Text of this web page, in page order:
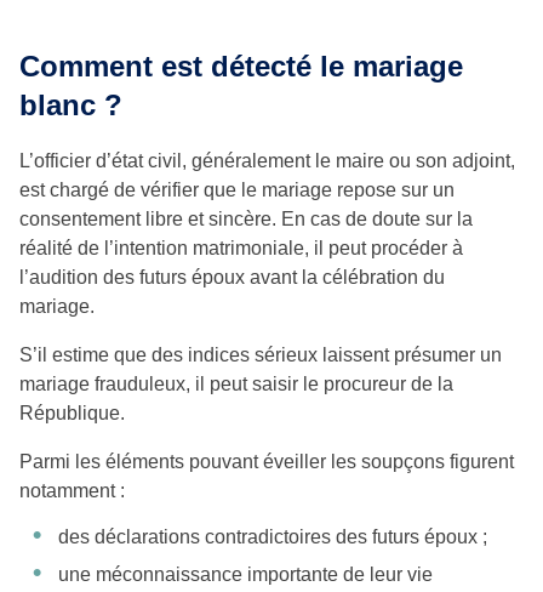
Comment est détecté le mariage
blanc ?
L’officier d’état civil, généralement le maire ou son adjoint,
est chargé de vérifier que le mariage repose sur un
consentement libre et sincère. En cas de doute sur la
réalité de l’intention matrimoniale, il peut procéder à
l’audition des futurs époux avant la célébration du
mariage.
S’il estime que des indices sérieux laissent présumer un
mariage frauduleux, il peut saisir le procureur de la
République.
Parmi les éléments pouvant éveiller les soupçons figurent
notamment :
des déclarations contradictoires des futurs époux ;
une méconnaissance importante de leur vie